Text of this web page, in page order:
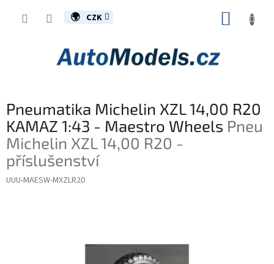
CZK
Pneumatika Michelin XZL 14,00 R20
KAMAZ 1:43 - Maestro Wheels Pneu
Michelin XZL 14,00 R20 -
příslušenství
UUU-MAESW-MXZLR20